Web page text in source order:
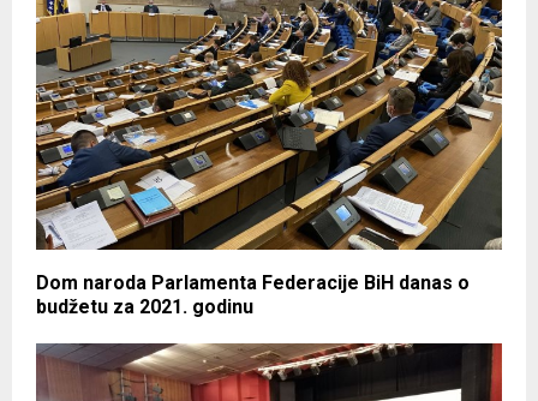
Dom naroda Parlamenta Federacije BiH danas o
budžetu za 2021. godinu